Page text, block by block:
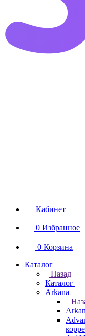
Кабинет
0 Избранное
0 Корзина
Каталог
Назад
Каталог
Arkana